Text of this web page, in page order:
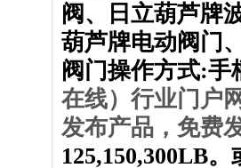
阀、日立葫芦牌
葫芦牌电动阀门
阀门操作方式:手
在线）行业门户
发布产品，免费
125,150,300LB